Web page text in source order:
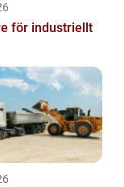
för industriellt